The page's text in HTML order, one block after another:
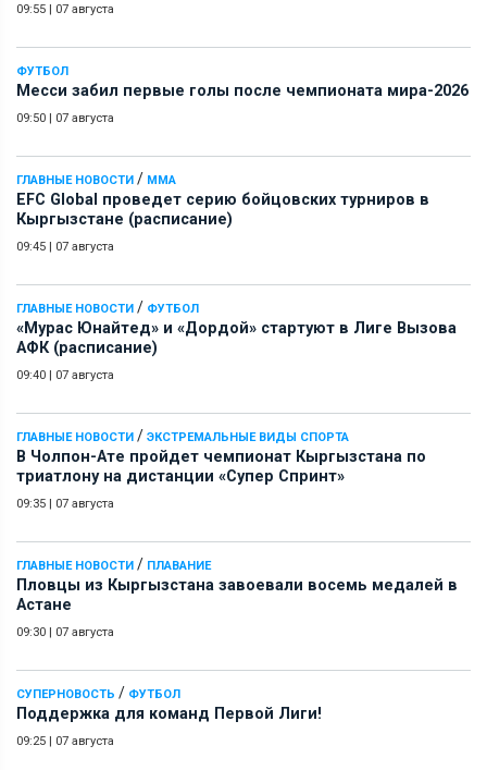
09:55 | 07 августа
ФУТБОЛ
Месси забил первые голы после чемпионата мира-2026
09:50 | 07 августа
ГЛАВНЫЕ НОВОСТИ / ММА
EFC Global проведет серию бойцовских турниров в
Кыргызстане (расписание)
09:45 | 07 августа
ГЛАВНЫЕ НОВОСТИ / ФУТБОЛ
«Мурас Юнайтед» и «Дордой» стартуют в Лиге Вызова
АФК (расписание)
09:40 | 07 августа
ГЛАВНЫЕ НОВОСТИ / ЭКСТРЕМАЛЬНЫЕ ВИДЫ СПОРТА
В Чолпон-Ате пройдет чемпионат Кыргызстана по
триатлону на дистанции «Супер Спринт»
09:35 | 07 августа
ГЛАВНЫЕ НОВОСТИ / ПЛАВАНИЕ
Пловцы из Кыргызстана завоевали восемь медалей в
Астане
09:30 | 07 августа
СУПЕРНОВОСТЬ / ФУТБОЛ
Поддержка для команд Первой Лиги!
09:25 | 07 августа